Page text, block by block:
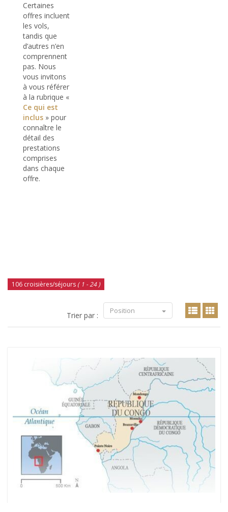
Certaines
offres incluent
les vols,
tandis que
d’autres n’en
comprennent
pas. Nous
vous invitons
à vous référer
à la rubrique «
Ce qui est
inclus » pour
connaître le
détail des
prestations
comprises
dans chaque
offre.
106 croisières/séjours ( 1 - 24 )
Trier par : Position